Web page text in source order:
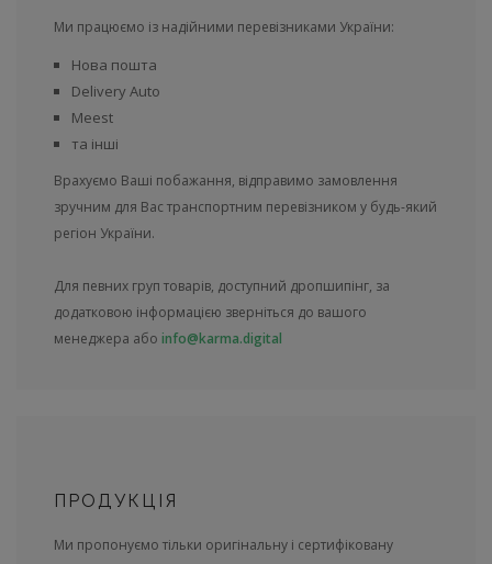
Ми працюємо із надійними перевізниками України:
Нова пошта
Delivery Auto
Meest
та інші
Врахуємо Ваші побажання, відправимо замовлення
зручним для Вас транспортним перевізником у будь-який
регіон України.
Для певних груп товарів, доступний дропшипінг, за
додатковою інформацією зверніться до вашого
менеджера або info@karma.digital
ПРОДУКЦІЯ
Ми пропонуємо тільки оригінальну і сертифіковану